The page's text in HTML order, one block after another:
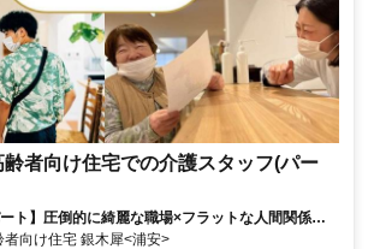
者向け住宅での介護スタッフ(パー
ート】圧倒的に綺麗な職場×フラットな人間関係＝
探しの方はこちら！
向け住宅 銀木犀<浦安>